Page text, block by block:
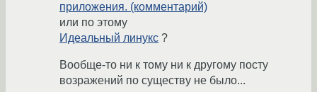
приложения. (комментарий)
или по этому
Идеальный линукс ?
Вообще-то ни к тому ни к другому посту
возражений по существу не было...